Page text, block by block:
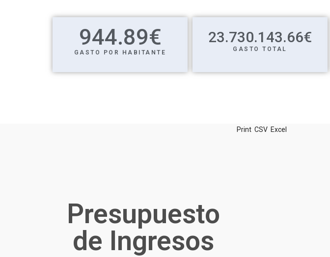
944.89€
GASTO POR HABITANTE
23.730.143.66€
GASTO TOTAL
Presupuesto
de Ingresos
Print CSV Excel